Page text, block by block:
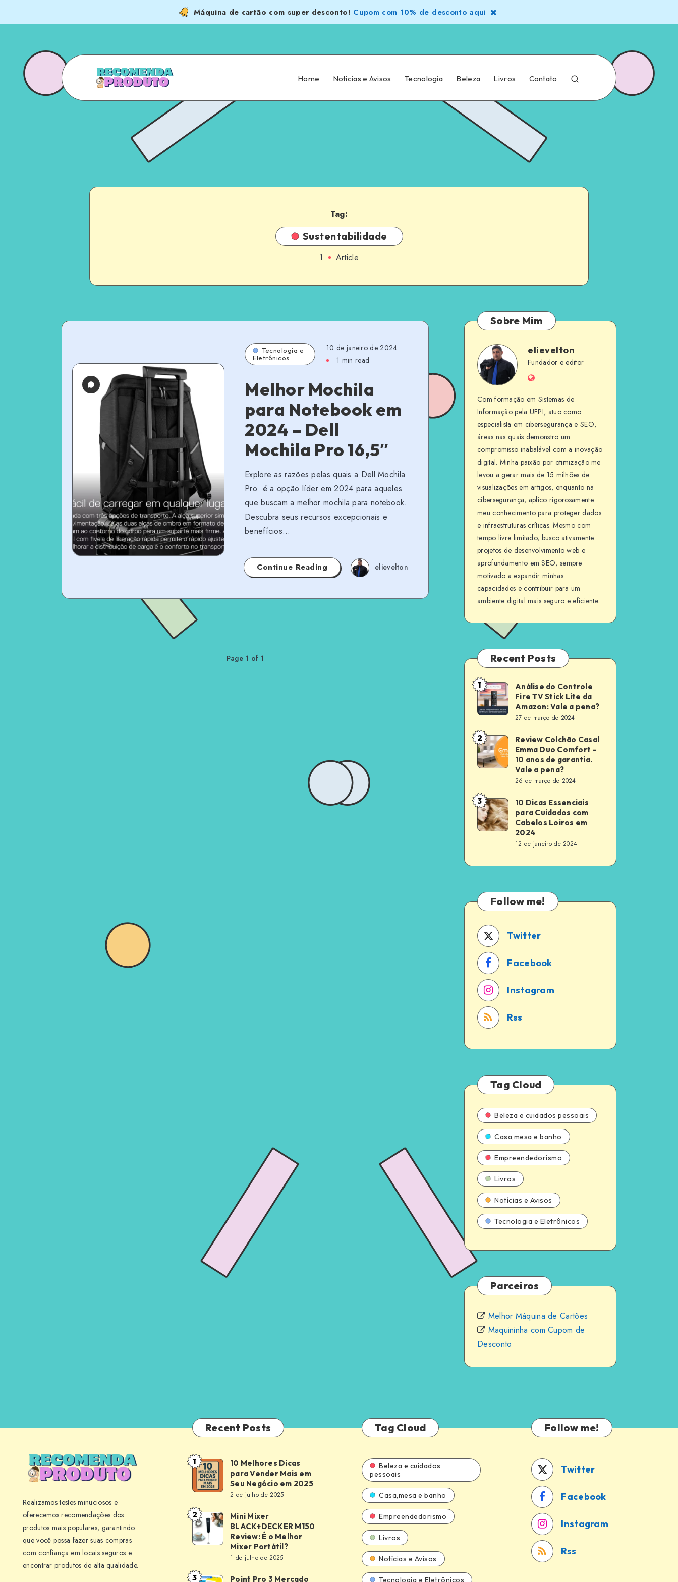
Máquina de cartão com super desconto! Cupom com 10% de desconto aqui
Home Notícias e Avisos Tecnologia Beleza Livros Contato
Tag:
Sustentabilidade
1 Article
Tecnologia e
Eletrônicos
10 de janeiro de 2024
1 min read
Melhor Mochila
para Notebook em
2024 – Dell
Mochila Pro 16,5″
Explore as razões pelas quais a Dell Mochila
Pro é a opção líder em 2024 para aqueles
que buscam a melhor mochila para notebook.
Descubra seus recursos excepcionais e
benefícios…
Continue Reading elievelton
Page 1 of 1
Sobre Mim
elievelton
elievelton
Fundador e editor
Website
Com formação em Sistemas de
Informação pela UFPI, atuo como
especialista em cibersegurança e SEO,
áreas nas quais demonstro um
compromisso inabalável com a inovação
digital. Minha paixão por otimização me
levou a gerar mais de 15 milhões de
visualizações em artigos, enquanto na
cibersegurança, aplico rigorosamente
meu conhecimento para proteger dados
e infraestruturas críticas. Mesmo com
tempo livre limitado, busco ativamente
projetos de desenvolvimento web e
aprofundamento em SEO, sempre
motivado a expandir minhas
capacidades e contribuir para um
ambiente digital mais seguro e eficiente.
Recent Posts
Análise
do
Controle
Fire
TV
Stick
Amazon:
Vale
a
1
Análise do Controle
Fire TV Stick Lite da
Amazon: Vale a pena?
27 de março de 2024
Review
Colchão
Casal
Duo
Comfort
–
de
Vale
a
pena?
2
Review Colchão Casal
Emma Duo Comfort –
10 anos de garantia.
Vale a pena?
26 de março de 2024
10
Dicas
Essenciais
Cabelos
Loiros
2024
3
10 Dicas Essenciais
para Cuidados com
Cabelos Loiros em
2024
12 de janeiro de 2024
Follow me!
Twitter
Facebook
Instagram
Rss
Tag Cloud
Beleza e cuidados pessoais
Casa,mesa e banho
Empreendedorismo
Livros
Notícias e Avisos
Tecnologia e Eletrônicos
Parceiros
Melhor Máquina de Cartões
Maquininha com Cupom de
Desconto
Realizamos testes minuciosos e
oferecemos recomendações dos
produtos mais populares, garantindo
que você possa fazer suas compras
com confiança em locais seguros e
encontrar produtos de alta qualidade.
Recent Posts
10
Melhores
Dicas
para
Vender
Mais
Negócio
1
10 Melhores Dicas
para Vender Mais em
Seu Negócio em 2025
2 de julho de 2025
Mini
Mixer
BLACK+DECKER
Review:
2
Mini Mixer
BLACK+DECKER M150
Review: É o Melhor
Mixer Portátil?
1 de julho de 2025
3 Point Pro 3 Mercado
Tag Cloud
Beleza e cuidados
pessoais
Casa,mesa e banho
Empreendedorismo
Livros
Notícias e Avisos
Tecnologia e Eletrônicos
Follow me!
Twitter
Facebook
Instagram
Rss